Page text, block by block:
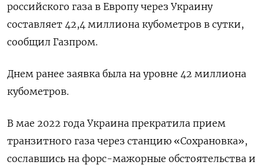
российского газа в Европу через Украину
составляет 42,4 миллиона кубометров в сутки,
сообщил Газпром.
Днем ранее заявка была на уровне 42 миллиона
кубометров.
В мае 2022 года Украина прекратила прием
транзитного газа через станцию «Сохрановка»,
сославшись на форс-мажорные обстоятельства и